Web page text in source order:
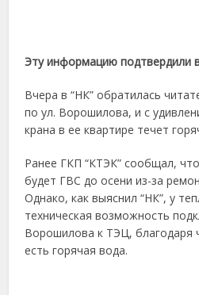
Эту информацию подтвердили
Вчера в “НК” обратилась
по ул. Ворошилова, и с
крана в ее квартире течет
Ранее ГКП “КТЭК” сообщал,
будет ГВС до осени из-за
Однако, как выяснил “НК”, у
техническая возможность
Ворошилова к ТЭЦ, благодаря
есть горячая вода.